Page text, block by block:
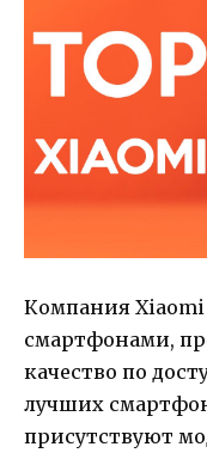
Компания Xiaomi
смартфонами,
качество по
лучших
присутствуют